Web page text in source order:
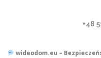
+48
wideodom.eu –